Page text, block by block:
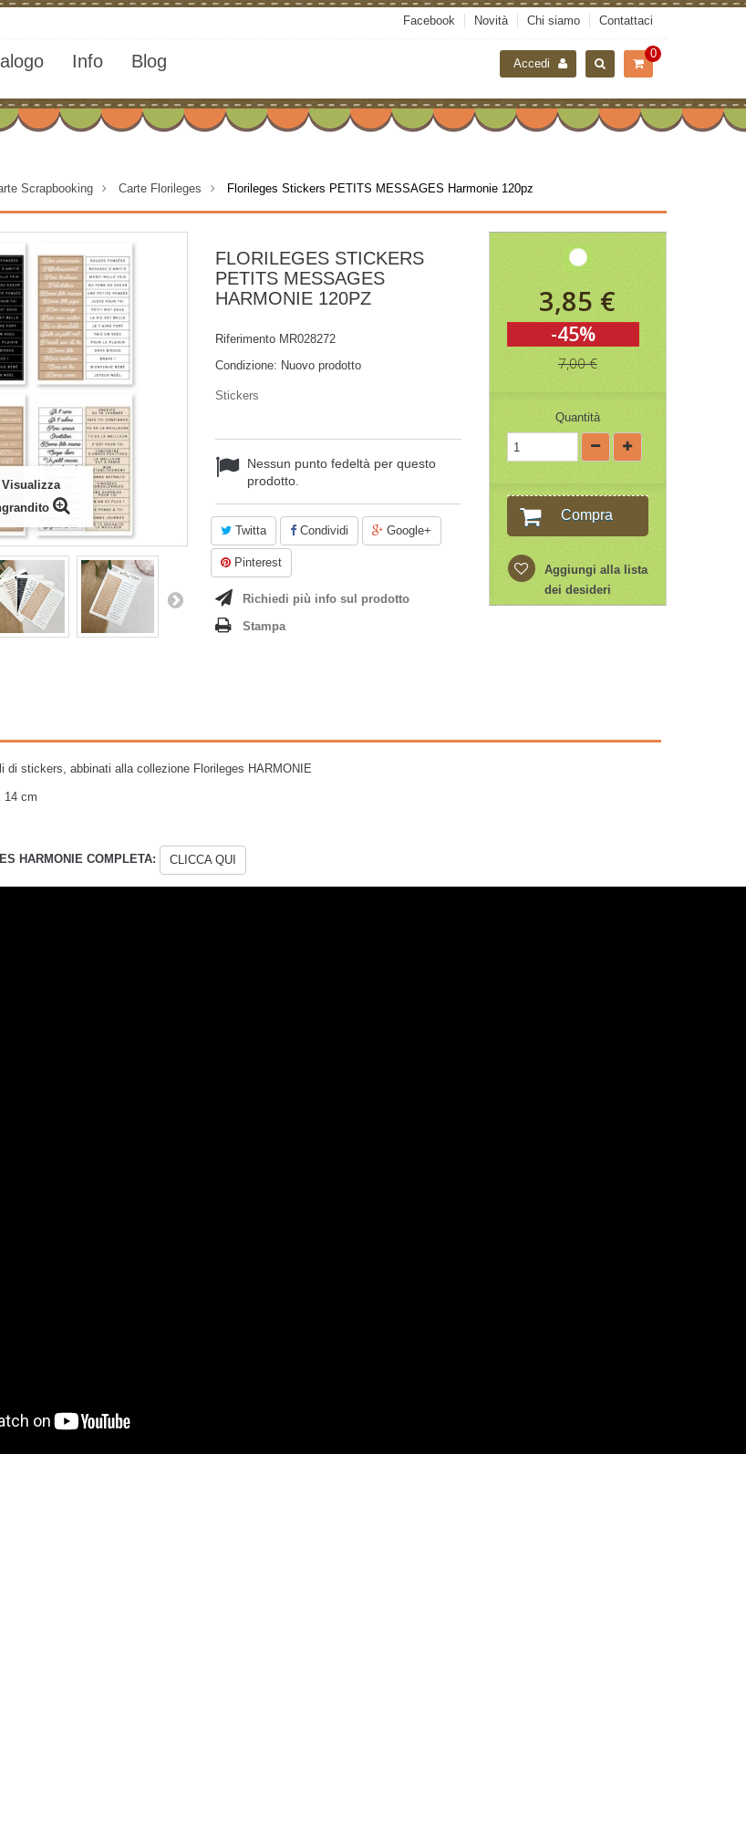
Facebook Novità Chi siamo Contattaci
0
Info Blog Accedi
Scrapbooking > Carte Florileges > Florileges Stickers PETITS MESSAGES Harmonie 120pz
Visualizza
FLORILEGES STICKERS
PETITS MESSAGES
HARMONIE 120PZ
Riferimento MR028272
Condizione: Nuovo prodotto
Stickers
Nessun punto fedeltà per questo
prodotto.
Twitta Condividi Google+
Pinterest
Richiedi più info sul prodotto
Stampa
3,85 €
-45%
7,00 €
Quantità
Compra
Aggiungi alla lista
dei desideri
di stickers, abbinati alla collezione Florileges HARMONIE
14 cm
HARMONIE COMPLETA: CLICCA QUI